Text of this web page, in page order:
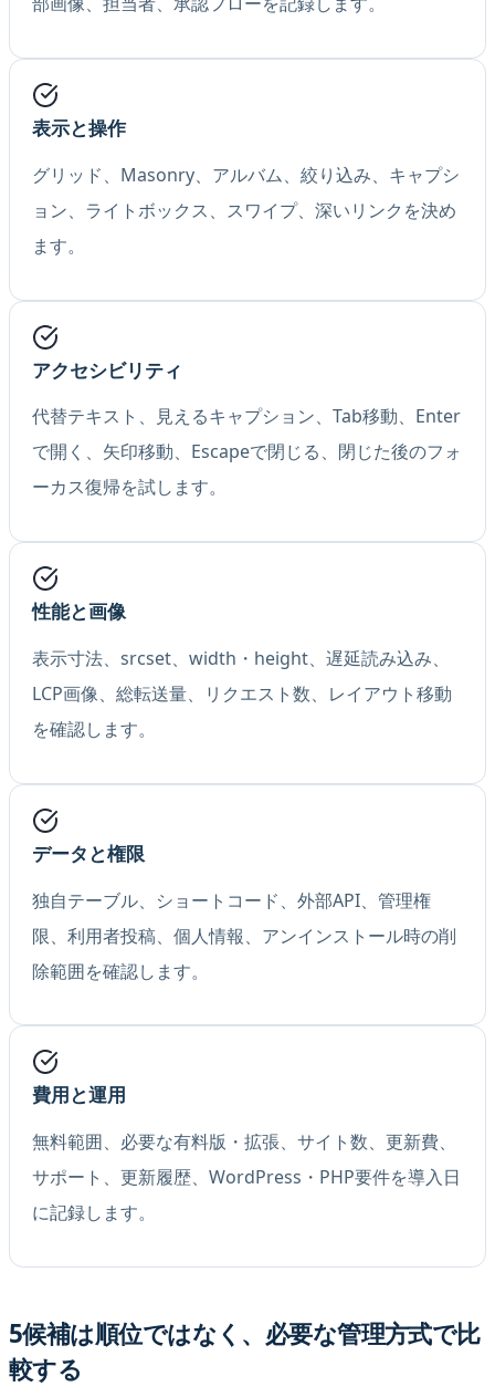
表示と操作
グリッド、Masonry、アルバム、絞り込み、キャプシ
ョン、ライトボックス、スワイプ、深いリンクを決め
ます。
アクセシビリティ
代替テキスト、見えるキャプション、Tab移動、Enter
で開く、矢印移動、Escapeで閉じる、閉じた後のフォ
ーカス復帰を試します。
性能と画像
表示寸法、srcset、width・height、遅延読み込み、
LCP画像、総転送量、リクエスト数、レイアウト移動
を確認します。
データと権限
独自テーブル、ショートコード、外部API、管理権
限、利用者投稿、個人情報、アンインストール時の削
除範囲を確認します。
費用と運用
無料範囲、必要な有料版・拡張、サイト数、更新費、
サポート、更新履歴、WordPress・PHP要件を導入日
に記録します。
5候補は順位ではなく、必要な管理方式で比
較する